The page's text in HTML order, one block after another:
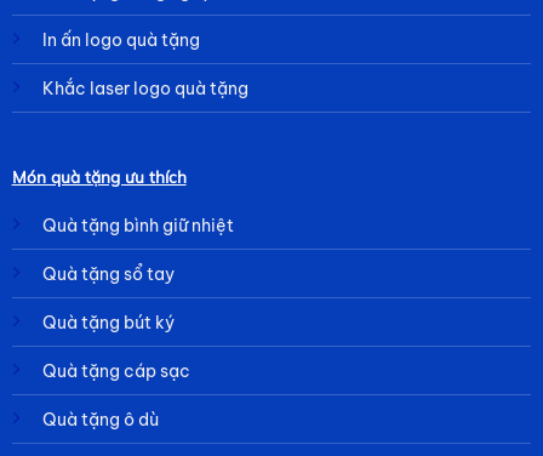
In ấn logo quà tặng
Khắc laser logo quà tặng
Món quà tặng ưu thích
Quà tặng bình giữ nhiệt
Quà tặng sổ tay
Quà tặng bút ký
Quà tặng cáp sạc
Quà tặng ô dù